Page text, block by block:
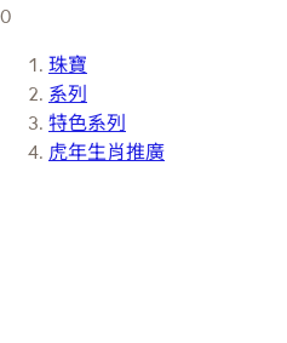
0
珠寶
系列
特色系列
虎年生肖推廣